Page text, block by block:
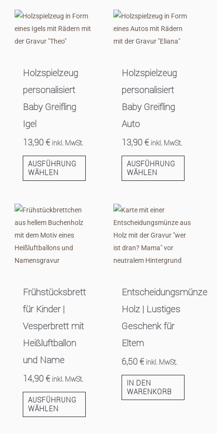
Holzspielzeug
personalisiert
Baby Greifling
Igel
13,90€ inkl. MwSt.
AUSFÜHRUNG
WÄHLEN
Holzspielzeug
personalisiert
Baby Greifling
Auto
13,90€ inkl. MwSt.
AUSFÜHRUNG
WÄHLEN
Frühstücksbrett
für Kinder |
Vesperbrett mit
Heißluftballon
und Name
14,90€ inkl. MwSt.
AUSFÜHRUNG
WÄHLEN
Entscheidungsmünze
Holz | Lustiges
Geschenk für
Eltern
6,50€ inkl. MwSt.
IN DEN
WARENKORB